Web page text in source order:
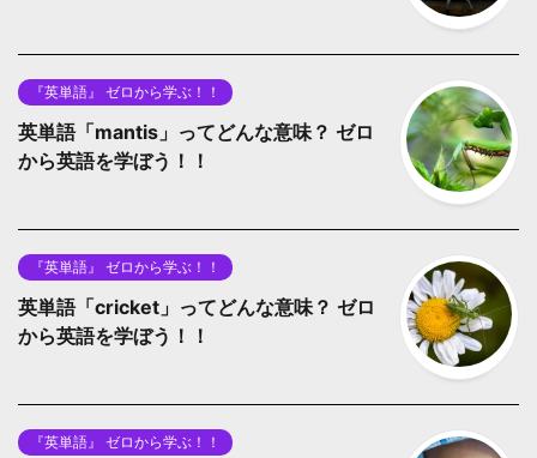
『英単語』 ゼロから学ぶ！！
英単語「mantis」ってどんな意味？ ゼロ
から英語を学ぼう！！
『英単語』 ゼロから学ぶ！！
英単語「cricket」ってどんな意味？ ゼロ
から英語を学ぼう！！
『英単語』 ゼロから学ぶ！！